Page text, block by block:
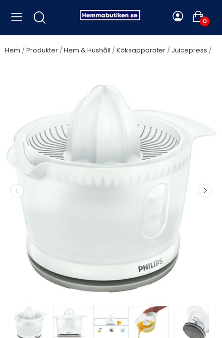
0
Hem Produkter Hem & Hushåll Köksapparater
Juicepress